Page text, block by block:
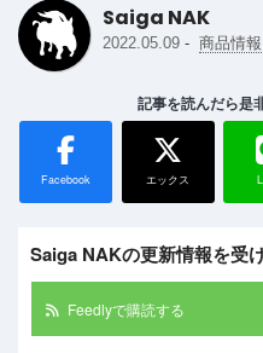
Saiga NAK
2022.05.09 - 商品情報
記事を読んだら是
Facebook エックス
Saiga NAKの更新情報を受
Feedlyで購読する